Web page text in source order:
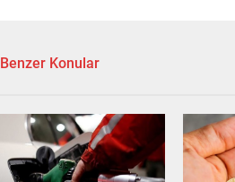
Benzer Konular